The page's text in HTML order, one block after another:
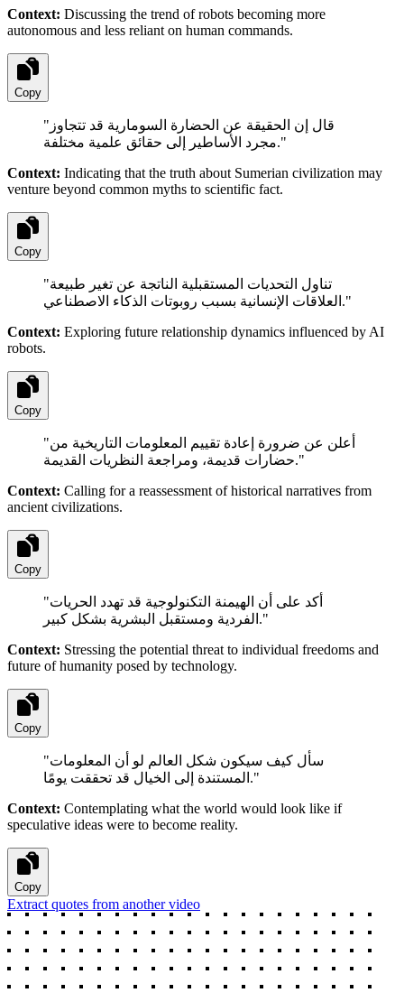
Context: Discussing the trend of robots becoming more
autonomous and less reliant on human commands.
Copy
" قال إن الحقيقة عن الحضارة السومارية قد تتجاوز
مجرد الأساطير إلى حقائق علمية مختلفة."
Context: Indicating that the truth about Sumerian civilization may
venture beyond common myths to scientific fact.
Copy
"تناول التحديات المستقبلية الناتجة عن تغير طبيعة
العلاقات الإنسانية بسبب روبوتات الذكاء الاصطناعي."
Context: Exploring future relationship dynamics influenced by AI
robots.
Copy
"أعلن عن ضرورة إعادة تقييم المعلومات التاريخية من
حضارات قديمة، ومراجعة النظريات القديمة."
Context: Calling for a reassessment of historical narratives from
ancient civilizations.
Copy
"أكد على أن الهيمنة التكنولوجية قد تهدد الحريات
الفردية ومستقبل البشرية بشكل كبير."
Context: Stressing the potential threat to individual freedoms and
future of humanity posed by technology.
Copy
"سأل كيف سيكون شكل العالم لو أن المعلومات
المستندة إلى الخيال قد تحققت يومًا."
Context: Contemplating what the world would look like if
speculative ideas were to become reality.
Copy
Extract quotes from another video